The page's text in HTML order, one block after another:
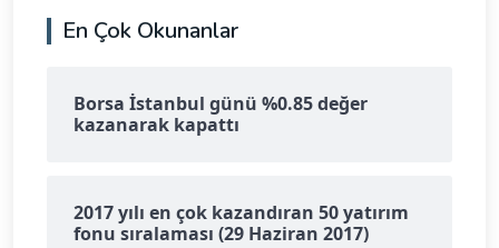
En Çok Okunanlar
Borsa İstanbul günü %0.85 değer
kazanarak kapattı
2017 yılı en çok kazandıran 50 yatırım
fonu sıralaması (29 Haziran 2017)